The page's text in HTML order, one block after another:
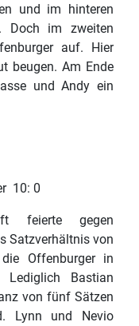
und im hinteren
Doch im zweiten
auf. Hier
beugen. Am Ende
und Andy ein
10: 0
feierte gegen
Satzverhältnis von
Offenburger in
Lediglich Bastian
von fünf Sätzen
Lynn und Nevio